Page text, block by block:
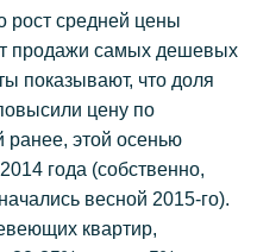
рост средней цены
продажи самых дешевых
показывают, что доля
цену по
этой осенью
года (собственно,
весной 2015-го).
квартир,